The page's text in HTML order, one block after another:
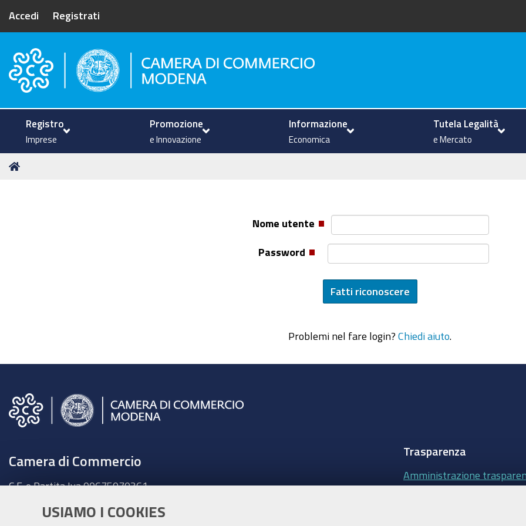
USIAMO I COOKIES
Accedi Registrati
Camera di Commercio di Modena
Registro
Imprese
Promozione
e Innovazione
Informazione
Economica
Tutela Legalità
e Mercato
Tu
Nome utente
Password
Problemi nel fare login? Chiedi aiuto
Camera di Commercio
C.F. e Partita Iva 00675070361
Contabilità speciale Banca d'Italia:
Trasparenza
Amministrazione